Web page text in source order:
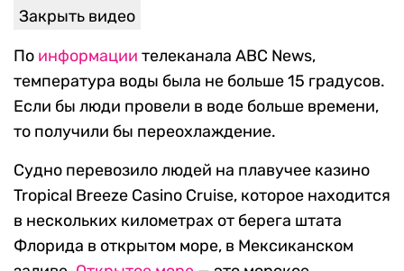
Закрыть видео
По информации телеканала ABC News,
температура воды была не больше 15 градусов.
Если бы люди провели в воде больше времени,
то получили бы переохлаждение.
Судно перевозило людей на плавучее казино
Tropical Breeze Casino Cruise, которое находится
в нескольких километрах от берега штата
Флорида в открытом море, в Мексиканском